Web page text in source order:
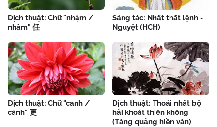
Dịch thuật: Chữ "nhậm /
nhâm" 任
Sáng tác: Nhất thất lệnh -
Nguyệt (HCH)
Dịch thuật: Chữ "canh /
cánh" 更
Dịch thuật: Thoái nhất bộ
hải khoát thiên không
(Tăng quảng hiền văn)